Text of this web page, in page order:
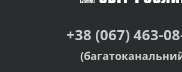
+38 (067) 463-